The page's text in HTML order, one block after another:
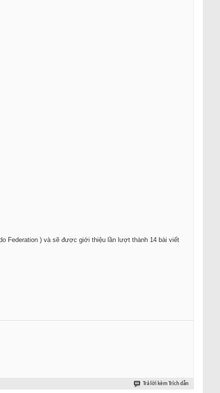
Federation ) và sẽ được giới thiệu lần lượt thành 14 bài viết
Trả lời kèm Trích dẫn